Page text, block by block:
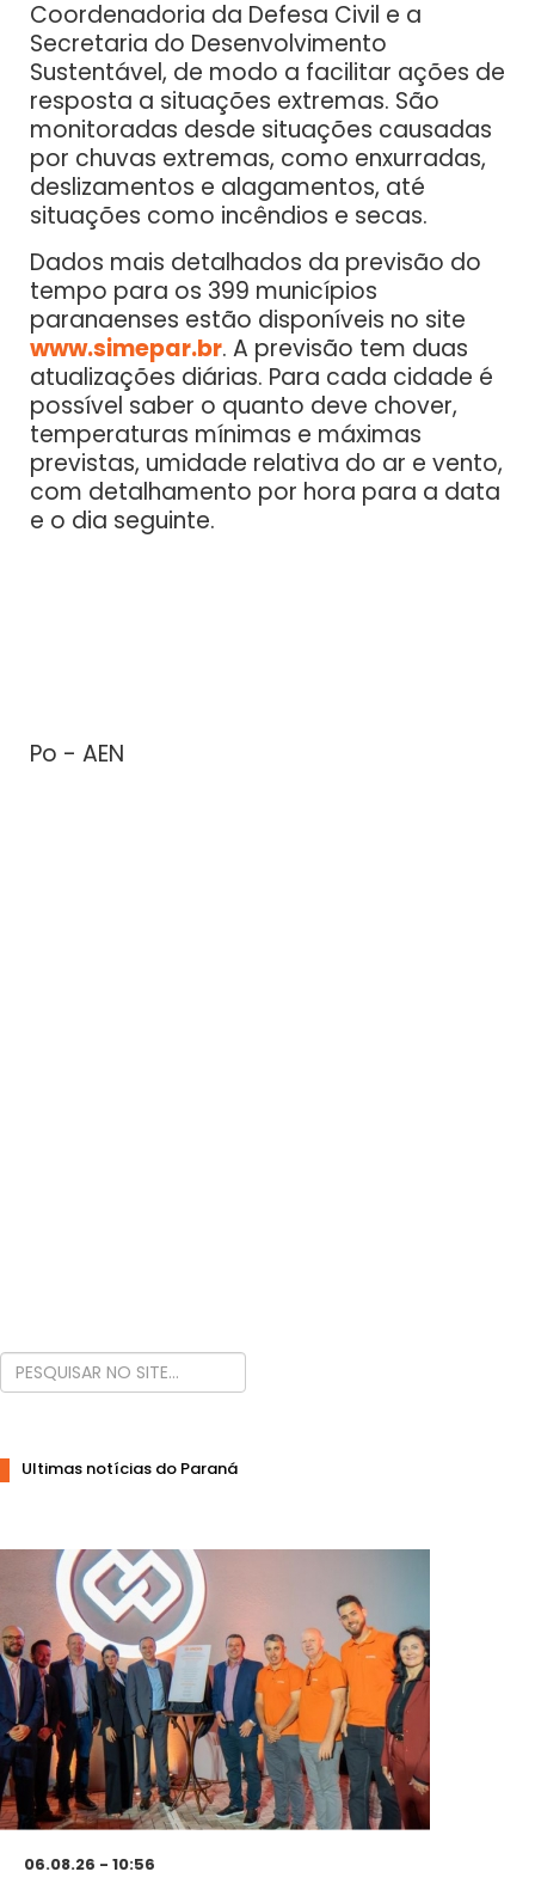
Coordenadoria da Defesa Civil e a
Secretaria do Desenvolvimento
Sustentável, de modo a facilitar ações de
resposta a situações extremas. São
monitoradas desde situações causadas
por chuvas extremas, como enxurradas,
deslizamentos e alagamentos, até
situações como incêndios e secas.
Dados mais detalhados da previsão do
tempo para os 399 municípios
paranaenses estão disponíveis no site
www.simepar.br. A previsão tem duas
atualizações diárias. Para cada cidade é
possível saber o quanto deve chover,
temperaturas mínimas e máximas
previstas, umidade relativa do ar e vento,
com detalhamento por hora para a data
e o dia seguinte.
Po - AEN
Ultimas notícias do Paraná
06.08.26 - 10:56